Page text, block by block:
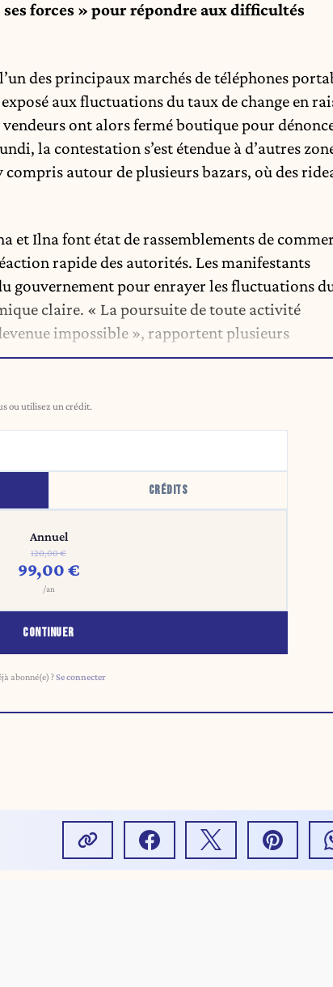
forces » pour répondre aux difficultés
des principaux marchés de téléphones
aux fluctuations du taux de change en
ont alors fermé boutique pour
la contestation s’est étendue à d’autres
autour de plusieurs bazars, où des
et Ilna font état de rassemblements de
rapide des autorités. Les manifestants
gouvernement pour enrayer les fluctuations
claire. « La poursuite de toute activité
impossible », rapportent plusieurs
ou utilisez un crédit.
CRÉDITS
Annuel
120,00 €
99,00 €
/an
CONTINUER
abonné(e) ?Se connecter